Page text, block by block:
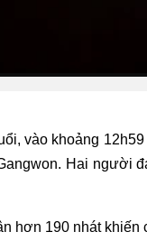
vào khoảng
Hai người
hơn 190 nhát khiến